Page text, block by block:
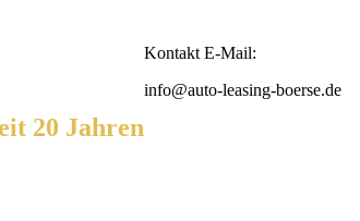
20 Jahren
Kontakt E-Mail:
info@auto-leasing-boerse.de